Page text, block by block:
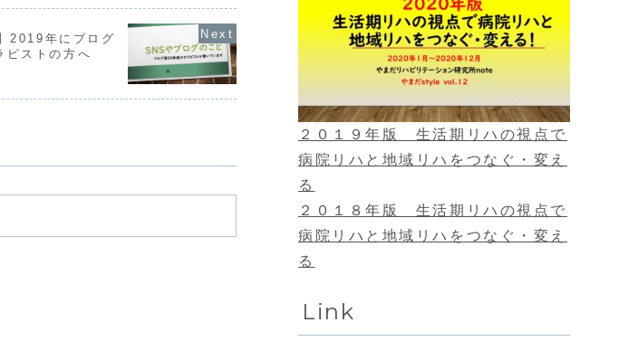
2019年にブログ
ピストの方へ
２０１９年版 生活期リハの視点で
病院リハと地域リハをつなぐ・変え
る
２０１８年版 生活期リハの視点で
病院リハと地域リハをつなぐ・変え
る
Link